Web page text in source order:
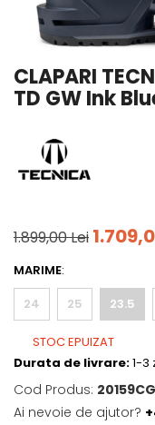
Pantaloni outdoor
Curele
Bustiere
Underwear
CLAPARI
TD GW Ink
1.899,00 Lei
MARIME:
24
25 23.5
STOC EPUIZAT
Durata de livrare:1-3
Cod Produs:
Ai nevoie de ajutor?